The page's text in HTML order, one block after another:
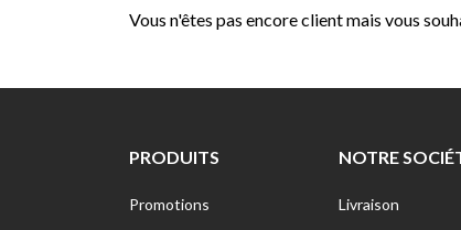
Vous n'êtes pas encore client mais vous
PRODUITS
Promotions
NOTRE
Livraison